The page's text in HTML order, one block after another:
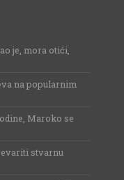
je, mora otići,
na popularnim
Maroko se
stvarnu